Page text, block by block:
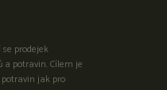
prodejek
a potravin. Cílem je
jak pro